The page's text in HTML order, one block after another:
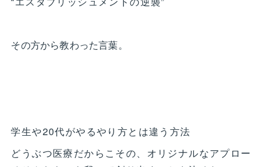
その方から教わった言葉。
学生や20代がやるやり方とは違う方法
どうぶつ医療だからこその、オリジナルなアプロー